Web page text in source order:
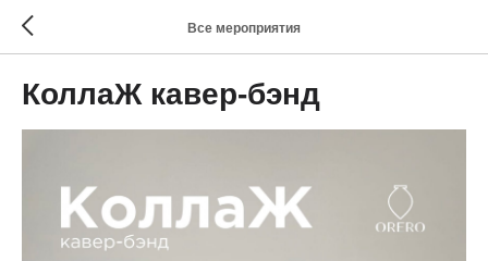
Все мероприятия
КоллаЖ кавер-бэнд